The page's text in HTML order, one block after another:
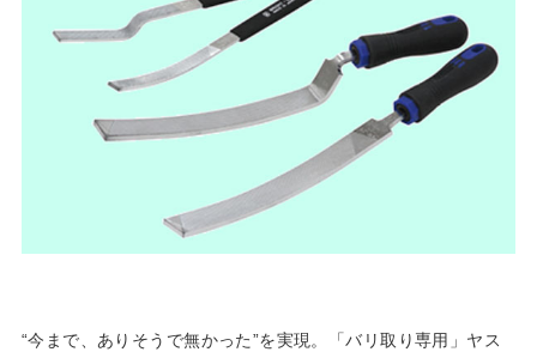
“今まで、ありそうで無かった”を実現。「バリ取り専用」ヤス